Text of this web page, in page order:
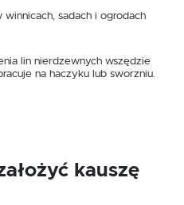
sadach i ogrodach
lin nierdzewnych wszędzie
na haczyku lub sworzniu.
kauszę